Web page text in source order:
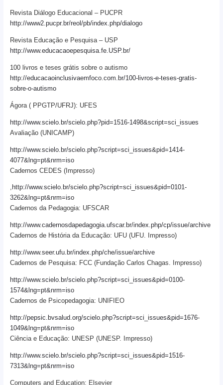
Revista Diálogo Educacional – PUCPR
http://www2.pucpr.br/reol/pb/index.php/dialogo
Revista Educação e Pesquisa – USP
http://www.educacaoepesquisa.fe.USP.br/
100 livros e teses grátis sobre o autismo
http://educacaoinclusivaemfoco.com.br/100-livros-e-teses-gratis-
sobre-o-autismo
Ágora ( PPGTP/UFRJ): UFES
http://www.scielo.br/scielo.php?pid=1516-1498&script=sci_issues
Avaliação (UNICAMP)
http://www.scielo.br/scielo.php?script=sci_issues&pid=1414-
4077&lng=pt&nrm=iso
Cadernos CEDES (Impresso)
, http://www.scielo.br/scielo.php?script=sci_issues&pid=0101-
3262&lng=pt&nrm=iso
Cadernos da Pedagogia: UFSCAR
http://www.cadernosdapedagogia.ufscar.br/index.php/cp/issue/archive
Cadernos de História da Educação: UFU (UFU. Impresso)
http://www.seer.ufu.br/index.php/che/issue/archive
Cadernos de Pesquisa: FCC (Fundação Carlos Chagas. Impresso)
http://www.scielo.br/scielo.php?script=sci_issues&pid=0100-
1574&lng=pt&nrm=iso
Cadernos de Psicopedagogia: UNIFIEO
http://pepsic.bvsalud.org/scielo.php?script=sci_issues&pid=1676-
1049&lng=pt&nrm=iso
Ciência e Educação: UNESP (UNESP. Impresso)
http://www.scielo.br/scielo.php?script=sci_issues&pid=1516-
7313&lng=pt&nrm=iso
Computers and Education: Elsevier